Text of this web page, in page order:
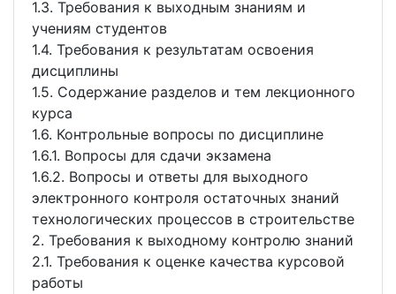
1.3. Требования к выходным знаниям и
учениям студентов
1.4. Требования к результатам освоения
дисциплины
1.5. Содержание разделов и тем лекционного
курса
1.6. Контрольные вопросы по дисциплине
1.6.1. Вопросы для сдачи экзамена
1.6.2. Вопросы и ответы для выходного
электронного контроля остаточных знаний
технологических процессов в строительстве
2. Требования к выходному контролю знаний
2.1. Требования к оценке качества курсовой
работы